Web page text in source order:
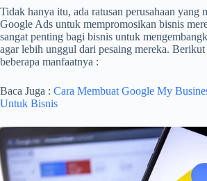
Tidak hanya itu, ada ratusan perusahaan yang
Google Ads untuk mempromosikan bisnis
sangat penting bagi bisnis untuk
agar lebih unggul dari pesaing mereka. Berikut
beberapa manfaatnya :
Baca Juga : Cara Membuat Google My
Untuk Bisnis